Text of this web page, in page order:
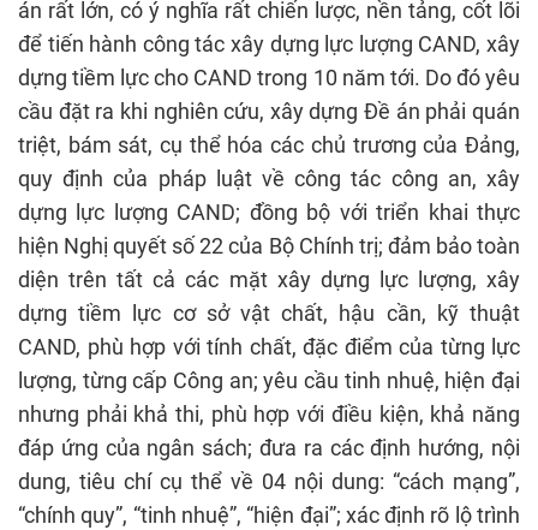
án rất lớn, có ý nghĩa rất chiến lược, nền tảng, cốt lõi
để tiến hành công tác xây dựng lực lượng CAND, xây
dựng tiềm lực cho CAND trong 10 năm tới. Do đó yêu
cầu đặt ra khi nghiên cứu, xây dựng Đề án phải quán
triệt, bám sát, cụ thể hóa các chủ trương của Đảng,
quy định của pháp luật về công tác công an, xây
dựng lực lượng CAND; đồng bộ với triển khai thực
hiện Nghị quyết số 22 của Bộ Chính trị; đảm bảo toàn
diện trên tất cả các mặt xây dựng lực lượng, xây
dựng tiềm lực cơ sở vật chất, hậu cần, kỹ thuật
CAND, phù hợp với tính chất, đặc điểm của từng lực
lượng, từng cấp Công an; yêu cầu tinh nhuệ, hiện đại
nhưng phải khả thi, phù hợp với điều kiện, khả năng
đáp ứng của ngân sách; đưa ra các định hướng, nội
dung, tiêu chí cụ thể về 04 nội dung: “cách mạng”,
“chính quy”, “tinh nhuệ”, “hiện đại”; xác định rõ lộ trình